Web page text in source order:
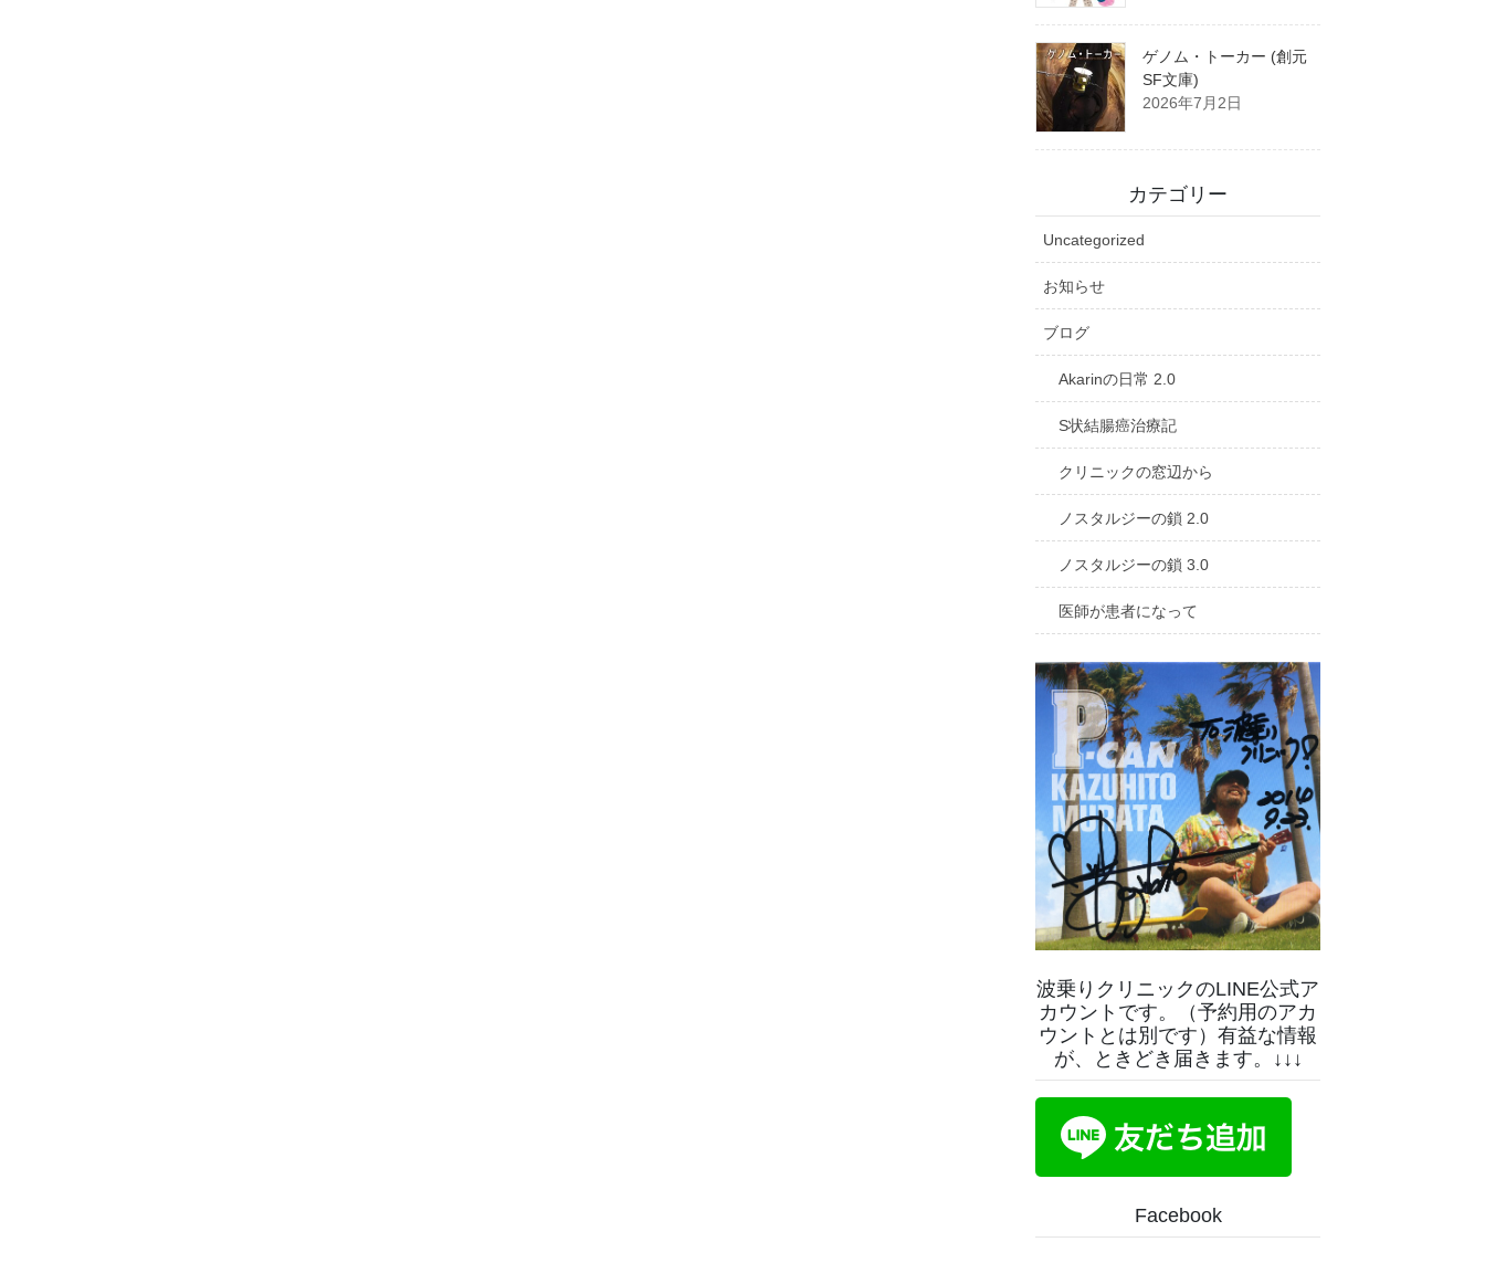
ゲノム・トーカー (創元
SF文庫)
2026年7月2日
カテゴリー
Uncategorized
お知らせ
ブログ
Akarinの日常 2.0
S状結腸癌治療記
クリニックの窓辺から
ノスタルジーの鎖 2.0
ノスタルジーの鎖 3.0
医師が患者になって
波乗りクリニックのLINE公式ア
カウントです。（予約用のアカ
ウントとは別です）有益な情報
が、ときどき届きます。↓↓↓
Facebook